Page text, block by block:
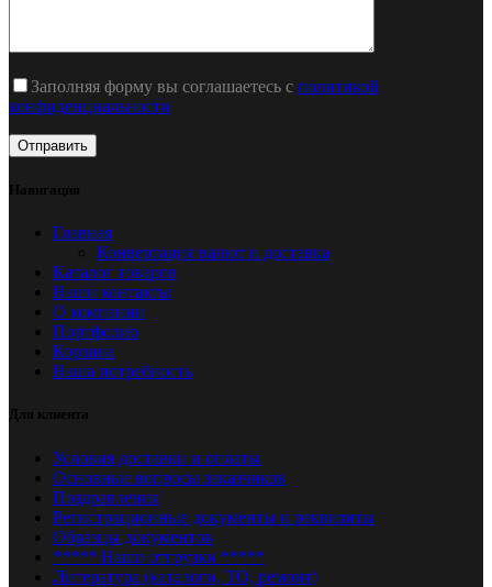
Заполняя форму вы соглашаетесь с политикой
конфиденциальности
Навигация
Главная
Конвертация валют и доставка
Каталог товаров
Наши контакты
О компании
Портфолио
Корзина
Наша потребность
Для клиента
Условия доставки и оплаты
Основные вопросы заказчиков
Поздравления
Регистрационные документы и реквизиты
Образцы документов
***** Наши отгрузки *****
Литература (каталоги, ТО, ремонт)